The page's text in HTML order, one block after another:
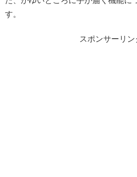
す。
スポンサーリン